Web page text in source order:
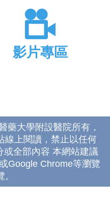
影片專區
藥大學附設醫院所有，
線上閱讀，禁止以任何
或全部內容 本網站建議
Google Chrome等瀏覽